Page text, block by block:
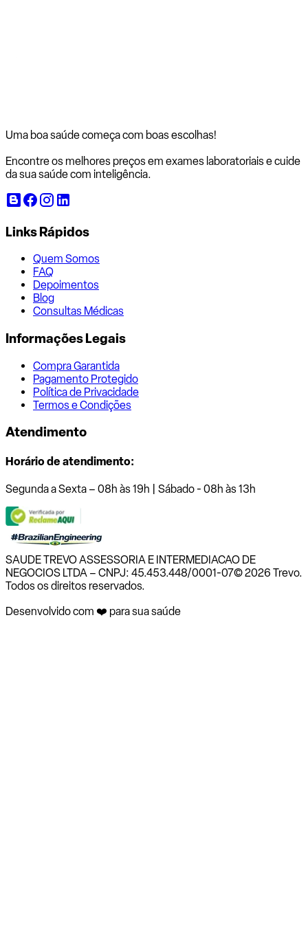
Uma boa saúde começa com boas escolhas!
Encontre os melhores preços em exames laboratoriais e cuide
da sua saúde com inteligência.
Links Rápidos
Quem Somos
FAQ
Depoimentos
Blog
Consultas Médicas
Informações Legais
Compra Garantida
Pagamento Protegido
Política de Privacidade
Termos e Condições
Atendimento
Horário de atendimento:
Segunda a Sexta – 08h às 19h | Sábado - 08h às 13h
SAUDE TREVO ASSESSORIA E INTERMEDIACAO DE
NEGOCIOS LTDA – CNPJ: 45.453.448/0001-07© 2026 Trevo.
Todos os direitos reservados.
Desenvolvido com ❤️ para sua saúde